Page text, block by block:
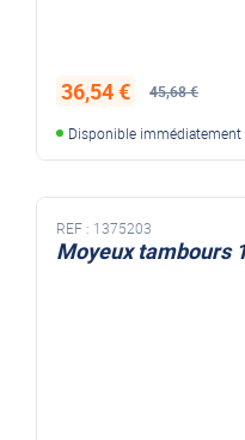
45,68 €
36,54 €
Disponible immédiatement
REF : 1375203
Moyeux tambours